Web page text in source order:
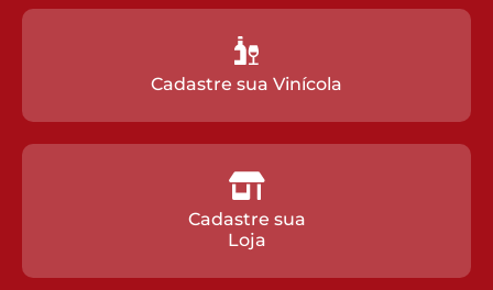
Cadastre sua Vinícola
Cadastre sua
Loja